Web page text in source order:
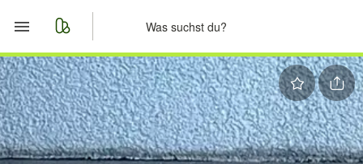
Start
Merkliste
Nachrichten